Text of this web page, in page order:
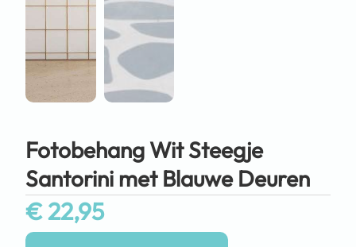
Fotobehang Wit Steegje
Santorini met Blauwe Deuren
€22,95